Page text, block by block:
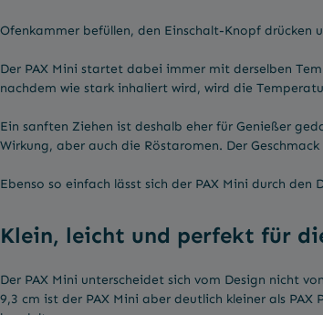
Ofenkammer befüllen, den Einschalt-Knopf drücken
Der PAX Mini startet dabei immer mit derselben
nachdem wie stark inhaliert wird, wird die
Ein sanften Ziehen ist deshalb eher für Genießer
Wirkung, aber auch die Röstaromen. Der
Ebenso so einfach lässt sich der PAX Mini durch den
Klein, leicht und perfekt für
Der PAX Mini unterscheidet sich vom Design nicht
9,3 cm ist der PAX Mini aber deutlich kleiner als